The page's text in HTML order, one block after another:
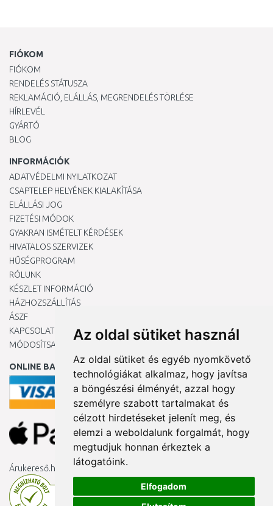
Az oldal sütiket használ
Az oldal sütiket és egyéb nyomkövető
technológiákat alkalmaz, hogy javítsa
a böngészési élményét, azzal hogy
személyre szabott tartalmakat és
célzott hirdetéseket jelenít meg, és
elemzi a weboldalunk forgalmát, hogy
megtudjuk honnan érkeztek a
látogatóink.
Elfogadom
FIÓKOM
FIÓKOM
RENDELÉS STÁTUSZA
REKLAMÁCIÓ, ELÁLLÁS, MEGRENDELÉS TÖRLÉSE
HÍRLEVÉL
GYÁRTÓ
BLOG
INFORMÁCIÓK
ADATVÉDELMI NYILATKOZAT
CSAPTELEP HELYÉNEK KIALAKÍTÁSA
ELÁLLÁSI JOG
FIZETÉSI MÓDOK
GYAKRAN ISMÉTELT KÉRDÉSEK
HIVATALOS SZERVIZEK
HŰSÉGPROGRAM
RÓLUNK
KÉSZLET INFORMÁCIÓ
HÁZHOZSZÁLLÍTÁS
ÁSZF
KAPCSOLAT
MÓDOSÍTSA A COOKIE-BEÁLLÍTÁSAIMAT
ONLINE BANKKÁRTYÁVAL
Árukereső.hu